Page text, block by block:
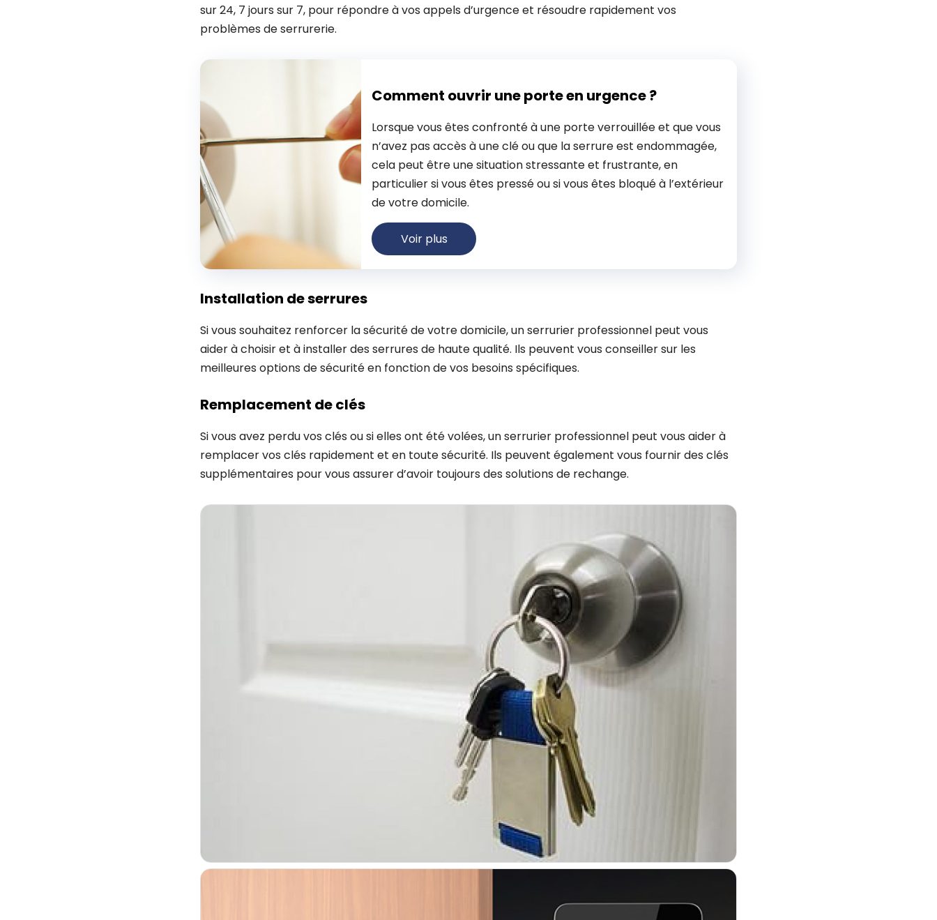
sur 24, 7 jours sur 7, pour répondre à vos appels d’urgence et résoudre rapidement vos
problèmes de serrurerie.
Comment ouvrir une porte en urgence ?
Lorsque vous êtes confronté à une porte verrouillée et que vous
n’avez pas accès à une clé ou que la serrure est endommagée,
cela peut être une situation stressante et frustrante, en
particulier si vous êtes pressé ou si vous êtes bloqué à l’extérieur
de votre domicile.
Voir plus
Installation de serrures
Si vous souhaitez renforcer la sécurité de votre domicile, un serrurier professionnel peut vous
aider à choisir et à installer des serrures de haute qualité. Ils peuvent vous conseiller sur les
meilleures options de sécurité en fonction de vos besoins spécifiques.
Remplacement de clés
Si vous avez perdu vos clés ou si elles ont été volées, un serrurier professionnel peut vous aider à
remplacer vos clés rapidement et en toute sécurité. Ils peuvent également vous fournir des clés
supplémentaires pour vous assurer d’avoir toujours des solutions de rechange.